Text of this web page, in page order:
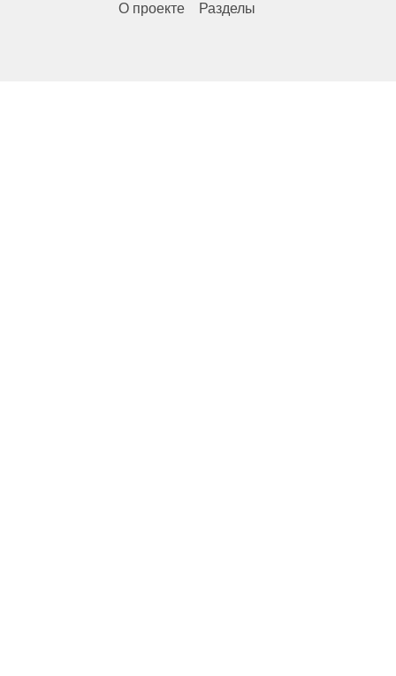
О проекте Разделы